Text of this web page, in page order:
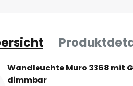
Wandleuchte Muro 3368 mit
dimmbar